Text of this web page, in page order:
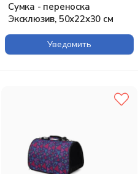
Сумка - переноска
Эксклюзив, 50х22х30 см
Уведомить